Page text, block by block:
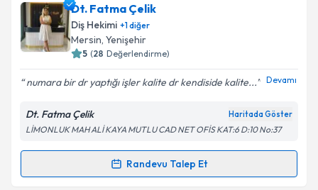
Uzm. Dt. Mehmet Emin Örük
talebi oluşturun. Size bu uzmandan randevu almanız
için bir takvim hazırlandığında e-posta ile
bilgilendireceğiz.
E-posta Adresiniz
Kişisel verilerimin işlenmesine ilişkinAydınlatma
'ni okudum ve kişisel verilerimin belirtilen
kapsamda işlenmesini kabul ediyorum.
Dt. Fatma Çelik
Diş Hekimi +1diğer
Mersin, Yenişehir
5 (28 Değerlendirme)
numara bir dr yaptığı işler kalite dr kendiside kalite... Devamı
Dt. Fatma Çelik Haritada Göster
LİMONLUK MAH ALİ KAYA MUTLU CAD NET OFİS KAT:6 D:10 No:37
Randevu Talep Et
Randevu Takvimi Talebi